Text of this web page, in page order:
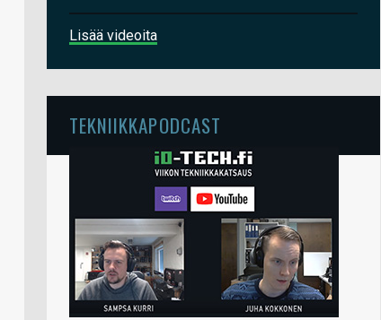
Lisää videoita
TEKNIIKKAPODCAST